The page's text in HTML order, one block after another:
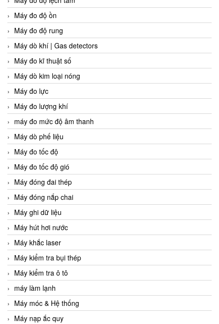
Máy đo độ ồn
Máy đo độ rung
Máy dò khí | Gas detectors
Máy đo kĩ thuật số
Máy dò kim loại nóng
Máy đo lực
Máy đo lượng khí
máy đo mức độ âm thanh
Máy dò phế liệu
Máy đo tốc độ
Máy đo tốc độ gió
Máy đóng đai thép
Máy đóng nắp chai
Máy ghi dữ liệu
Máy hút hơi nước
Máy khắc laser
Máy kiểm tra bụi thép
Máy kiểm tra ô tô
máy làm lạnh
Máy móc & Hệ thống
Máy nạp ắc quy